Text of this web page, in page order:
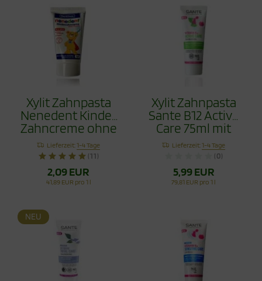
Xylit Zahnpasta
Nenedent Kinder
Zahncreme ohne
Fluorid 50ml
Lieferzeit:1-4 Tage
(11)
2,09 EUR
41,89 EUR pro 1 l
Xylit Zahnpasta
Sante B12 Active
Care 75ml mit
Flourid
Lieferzeit:1-4 Tage
(0)
5,99 EUR
79,81 EUR pro 1 l
NEU